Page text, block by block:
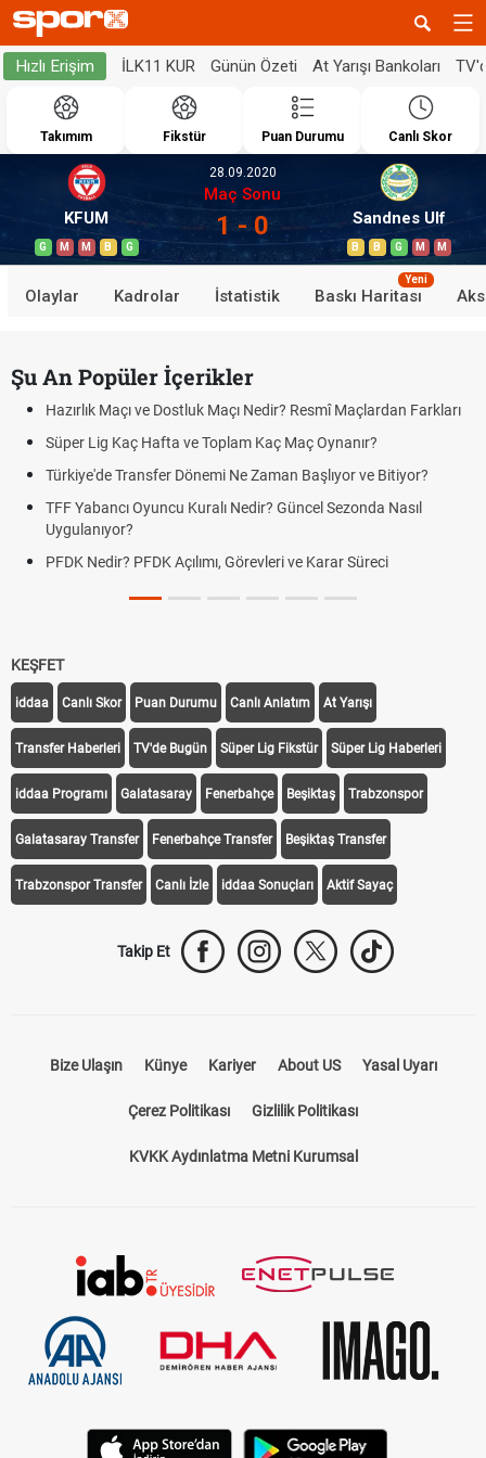
Hızlı Erişim İLK11 KUR Günün Özeti At Yarışı Bankoları
Takımım Fikstür Puan Durumu Canlı Skor
KFUM
G M M B G
28.09.2020
Maç Sonu
1 - 0 Sandnes Ulf
B B G M M
Olaylar Kadrolar İstatistik Baskı Haritası
Yeni
Şu An Popüler İçerikler
Hazırlık Maçı ve Dostluk Maçı Nedir? Resmî Maçlardan Farkları
Süper Lig Kaç Hafta ve Toplam Kaç Maç Oynanır?
Türkiye'de Transfer Dönemi Ne Zaman Başlıyor ve Bitiyor?
TFF Yabancı Oyuncu Kuralı Nedir? Güncel Sezonda Nasıl
Uygulanıyor?
PFDK Nedir? PFDK Açılımı, Görevleri ve Karar Süreci
KEŞFET
iddaa Canlı Skor Puan Durumu Canlı Anlatım At Yarışı
Transfer Haberleri TV'de Bugün Süper Lig Fikstür Süper Lig Haberleri
iddaa Programı Galatasaray Fenerbahçe Beşiktaş Trabzonspor
Galatasaray Transfer Fenerbahçe Transfer Beşiktaş Transfer
Trabzonspor Transfer Canlı İzle iddaa Sonuçları Aktif Sayaç
Takip Et
Bize Ulaşın Künye Kariyer About US Yasal Uyarı
Çerez Politikası Gizlilik Politikası
KVKK Aydınlatma Metni Kurumsal